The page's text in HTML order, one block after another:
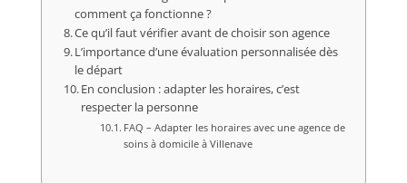
comment ça fonctionne ?
Ce qu’il faut vérifier avant de choisir son agence
L’importance d’une évaluation personnalisée dès
le départ
En conclusion : adapter les horaires, c’est
respecter la personne
FAQ – Adapter les horaires avec une agence de
soins à domicile à Villenave